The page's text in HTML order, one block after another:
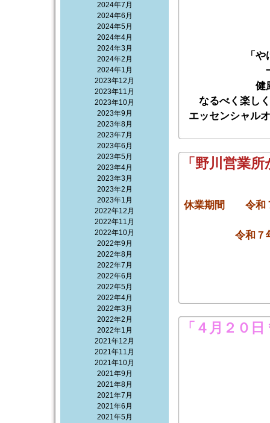
2024年7月
2024年6月
2024年5月
2024年4月
2024年3月
2024年2月
2024年1月
2023年12月
2023年11月
2023年10月
2023年9月
2023年8月
2023年7月
2023年6月
2023年5月
2023年4月
2023年3月
2023年2月
2023年1月
2022年12月
2022年11月
2022年10月
2022年9月
2022年8月
2022年7月
2022年6月
2022年5月
2022年4月
2022年3月
2022年2月
2022年1月
2021年12月
2021年11月
2021年10月
2021年9月
2021年8月
2021年7月
2021年6月
2021年5月
「
健
なるべく楽し
エッセンシャル
「野川営業
休業期間 令和７
令和７
「４月２０